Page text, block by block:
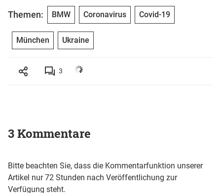
Themen: BMW Coronavirus Covid-19
München Ukraine
3
3 Kommentare
Bitte beachten Sie, dass die Kommentarfunktion unserer
Artikel nur 72 Stunden nach Veröffentlichung zur
Verfügung steht.